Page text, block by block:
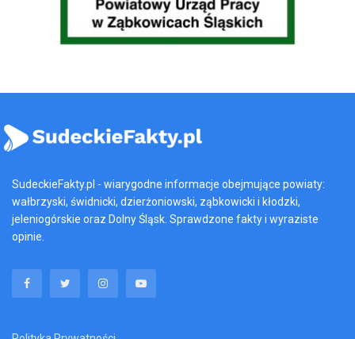
SudeckieFakty.pl - wiarygodne informacje obejmujące powiaty:
wałbrzyski, świdnicki, dzierżoniowski, ząbkowicki i kłodzki,
jeleniogórskie oraz Dolny Śląsk. Sprawdzone fakty i wyraziste
opinie.